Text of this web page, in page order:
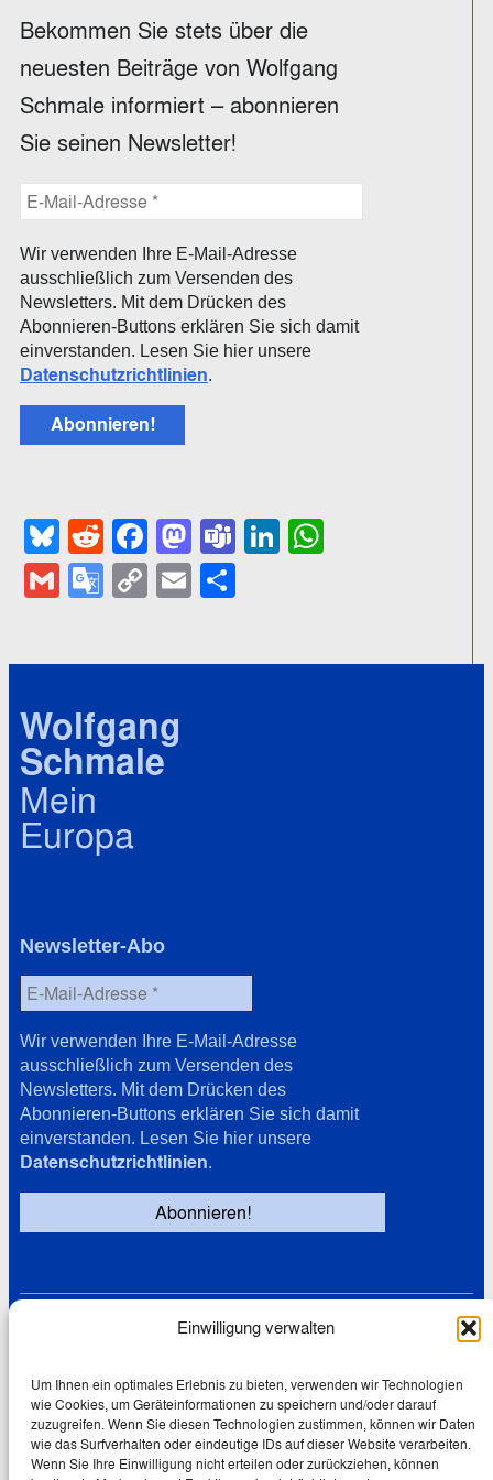
Einwilligung verwalten
Um Ihnen ein optimales Erlebnis zu bieten, verwenden wir Technologien
wie Cookies, um Geräteinformationen zu speichern und/oder darauf
zuzugreifen. Wenn Sie diesen Technologien zustimmen, können wir Daten
wie das Surfverhalten oder eindeutige IDs auf dieser Website verarbeiten.
Wenn Sie Ihre Einwilligung nicht erteilen oder zurückziehen, können
Bekommen Sie stets über die
neuesten Beiträge von Wolfgang
Schmale informiert – abonnieren
Sie seinen Newsletter!
Wir verwenden Ihre E-Mail-Adresse
ausschließlich zum Versenden des
Newsletters. Mit dem Drücken des
Abonnieren-Buttons erklären Sie sich damit
einverstanden. Lesen Sie hier unsere
Datenschutzrichtlinien.
Bluesky
Reddit
Facebook
Mastodon
TeamsLinkedIn
GmailGoogle
CopyEmail
Wolfgang
Schmale
Mein
Europa
Newsletter-Abo
Wir verwenden Ihre E-Mail-Adresse
ausschließlich zum Versenden des
Newsletters. Mit dem Drücken des
Abonnieren-Buttons erklären Sie sich damit
einverstanden. Lesen Sie hier unsere
Datenschutzrichtlinien.
Cookie-Richtlinie (EU)
Impressum